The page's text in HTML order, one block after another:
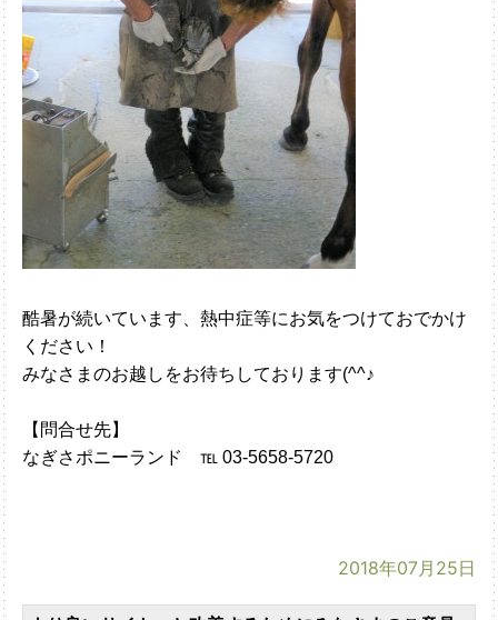
酷暑が続いています、熱中症等にお気をつけておでかけ
ください！
みなさまのお越しをお待ちしております(^^♪
【問合せ先】
なぎさポニーランド ℡ 03-5658-5720
2018年07月25日